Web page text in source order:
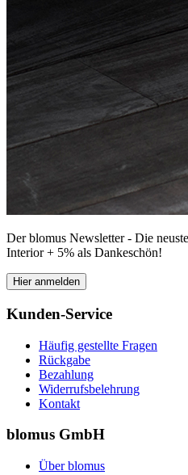
Der blomus Newsletter - Die
Interior + 5% als Dankeschön!
Hier anmelden
Kunden-Service
Häufig gestellte Fragen
Rückgabe
Bezahlung
Widerrufsbelehrung
Kontakt
blomus GmbH
Über blomus